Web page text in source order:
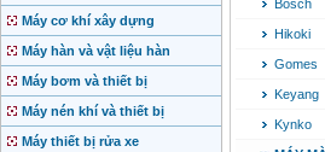
Máy cơ khí xây dựng
Máy hàn và vật liệu hàn
Máy bơm và thiết bị
Máy nén khí và thiết bị
Máy thiết bị rửa xe
Bosch
Hikoki
Gomes
Keyang
Kynko